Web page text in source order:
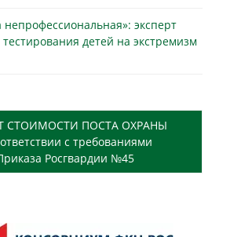
эксперт
детей на экстремизм
СТОИМОСТИ ПОСТА ОХРАНЫ
с требованиями
Росгвардии №45